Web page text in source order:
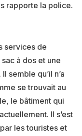
rapporte la police.
services de
à dos et une
semble qu’il n’a
se trouvait au
le bâtiment qui
Il s’est
les touristes et